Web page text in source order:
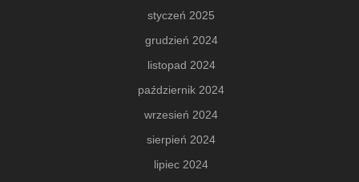
styczeń 2025
grudzień 2024
listopad 2024
październik 2024
wrzesień 2024
sierpień 2024
lipiec 2024